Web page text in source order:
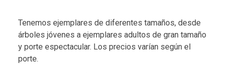
Tenemos ejemplares de diferentes tamaños, desde
árboles jóvenes a ejemplares adultos de gran tamaño
y porte espectacular. Los precios varían según el
porte.